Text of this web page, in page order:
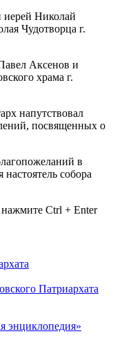
иерей Николай
Чудотворца г.
Аксенов и
храма г.
напутствовал
посвященных о
в
собора
Ctrl + Enter
Патриархата
энциклопедия»